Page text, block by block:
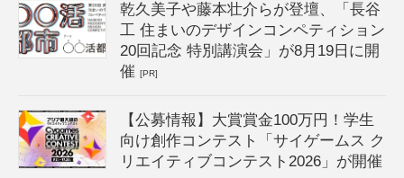
乾久美子や藤本壮介らが登壇、「長谷
工 住まいのデザインコンペティション
20回記念 特別講演会」が8月19日に開
催[PR]
【公募情報】大賞賞金100万円！学生
向け創作コンテスト「サイゲームス ク
リエイティブコンテスト2026」が開催